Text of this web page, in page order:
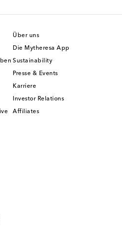
Über uns
Die Mytheresa App
Sustainability
Presse & Events
Karriere
Investor Relations
Affiliates